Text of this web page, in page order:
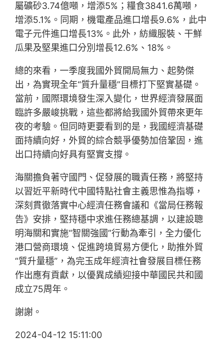
屬礦砂3.74億噸，增添5%；糧食3841.6萬噸，
增添5.1%。同期，機電產品進口增長9.6%，此中
電子元件進口增長13%。此外，紡織服裝、干鮮
瓜果及堅果進口分別增長12.6%、18%。
總的來看，一季度我國外貿開局無力、起勢傑
出，為實現全年“質升量穩”目標打下堅實基礎。
當前，國際環境發生深入變化，世界經濟發展面
臨許多嚴峻挑戰，這些都將給我國外貿帶來更年
夜的考驗。但同時更要看到的是，我國經濟基礎
面持續向好，外貿的綜合競爭優勢加倍鞏固，進
出口持續向好具有堅實支撐。
海關擔負著守國門、促發展的職責任務，將堅持
以習近平新時代中國特點社會主義思惟為指導，
深刻貫徹落實中心經濟任務會議和《當局任務報
告》安排，堅持穩中求進任務總基調，以建設聰
明海關和實施“智關強國”行動為牽引，全力優化
港口營商環境、促進跨境貿易方便化，助推外貿
“質升量穩”，為完玉成年經濟社會發展目標任務
作出應有貢獻，以優異成績迎接中華國民共和國
成立75周年。
謝謝。
2024-04-12 15:11:00